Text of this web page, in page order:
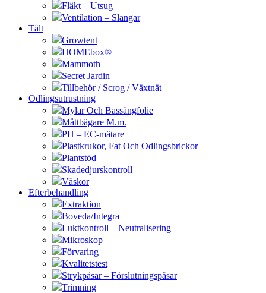
Fläkt – Utsug
Ventilation – Slangar
Tält
Growtent
HOMEbox®
Mammoth
Secret Jardin
Tillbehör / Scrog / Växtnät
Odlingsutrustning
Mylar Och Bassängfolie
Måttbägare M.m.
PH – EC-mätare
Plastkrukor, Fat Och Odlingsbrickor
Plantstöd
Skadedjurskontroll
Väskor
Efterbehandling
Extraktion
Boveda/Integra
Luktkontroll – Neutralisering
Mikroskop
Förvaring
Kvalitetstest
Strykpåsar – Förslutningspåsar
Trimning